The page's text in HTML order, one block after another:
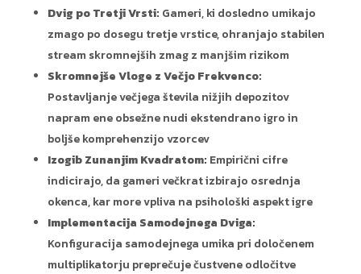
Dvig po Tretji Vrsti: Gameri, ki dosledno umikajo
zmago po dosegu tretje vrstice, ohranjajo stabilen
stream skromnejših zmag z manjšim rizikom
Skromnejše Vloge z Večjo Frekvenco:
Postavljanje večjega števila nižjih depozitov
napram ene obsežne nudi ekstendrano igro in
boljše komprehenzijo vzorcev
Izogib Zunanjim Kvadratom: Empirični cifre
indicirajo, da gameri večkrat izbirajo osrednja
okenca, kar more vpliva na psihološki aspekt igre
Implementacija Samodejnega Dviga:
Konfiguracija samodejnega umika pri določenem
multiplikatorju preprečuje čustvene odločitve